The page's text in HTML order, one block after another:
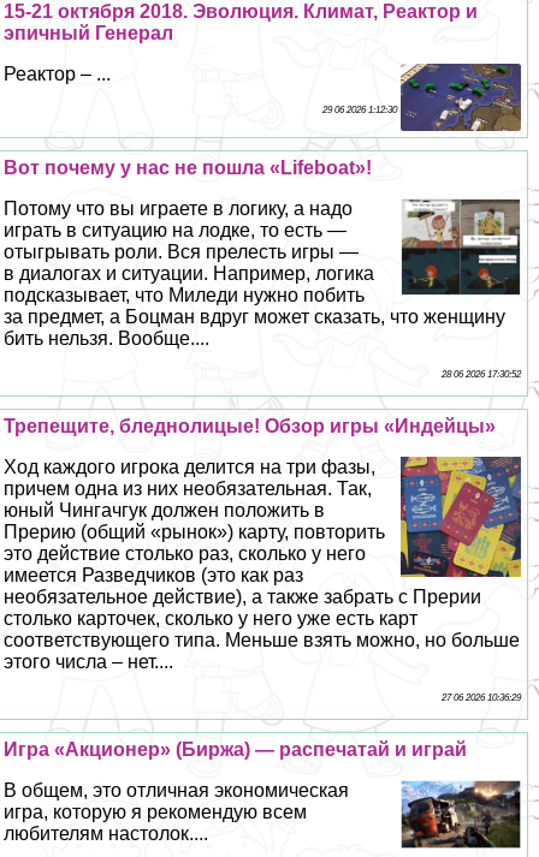
15-21 октября 2018. Эволюция. Климат, Реактор и
эпичный Генерал
Реактор – ...
29 06 2026 1:12:30
Вот почему у нас не пошла «Lifeboat»!
Потому что вы играете в логику, а надо
играть в ситуацию на лодке, то есть —
отыгрывать роли. Вся прелесть игры —
в диалогах и ситуации. Например, логика
подсказывает, что Миледи нужно побить
за предмет, а Боцман вдруг может сказать, что женщину
бить нельзя. Вообще....
28 06 2026 17:30:52
Трепещите, бледнолицые! Обзор игры «Индейцы»
Ход каждого игрока делится на три фазы,
причем одна из них необязательная. Так,
юный Чингачгук должен положить в
Прерию (общий «рынок») карту, повторить
это действие столько раз, сколько у него
имеется Разведчиков (это как раз
необязательное действие), а также забрать с Прерии
столько карточек, сколько у него уже есть карт
соответствующего типа. Меньше взять можно, но больше
этого числа – нет....
27 06 2026 10:36:29
Игра «Акционер» (Биржа) — распечатай и играй
В общем, это отличная экономическая
игра, которую я рекомендую всем
любителям настолок....